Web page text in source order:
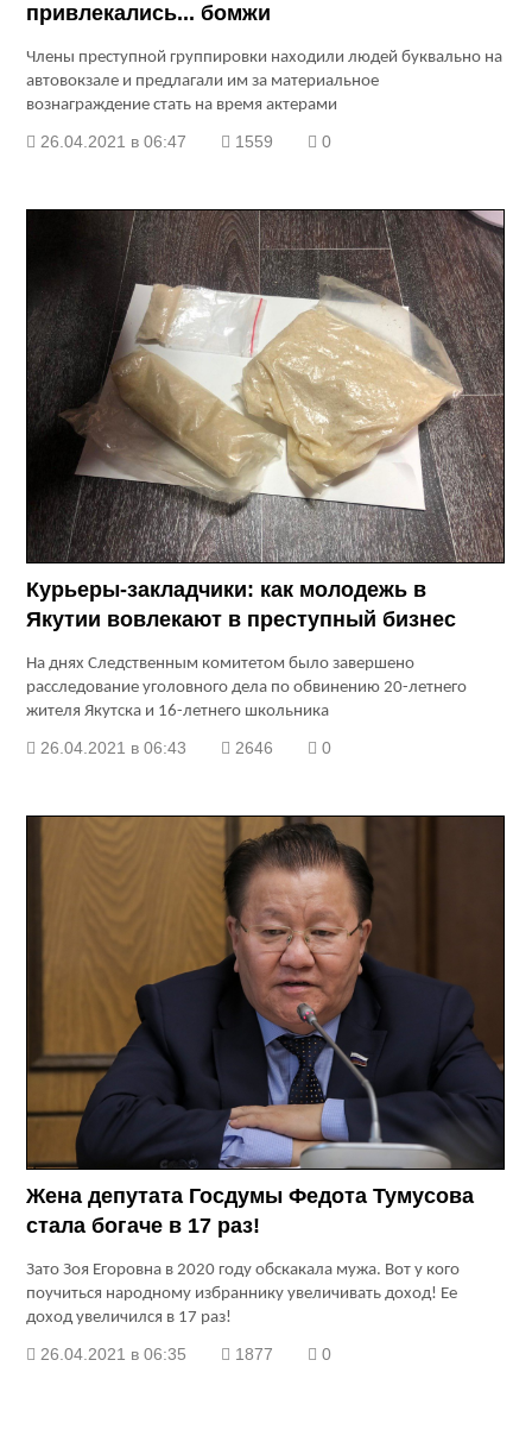
привлекались... бомжи
Члены преступной группировки находили людей буквально на
автовокзале и предлагали им за материальное
вознаграждение стать на время актерами
26.04.2021 в 06:47 1559 0
Курьеры-закладчики: как молодежь в
Якутии вовлекают в преступный бизнес
На днях Следственным комитетом было завершено
расследование уголовного дела по обвинению 20-летнего
жителя Якутска и 16-летнего школьника
26.04.2021 в 06:43 2646 0
Жена депутата Госдумы Федота Тумусова
стала богаче в 17 раз!
Зато Зоя Егоровна в 2020 году обскакала мужа. Вот у кого
поучиться народному избраннику увеличивать доход! Ее
доход увеличился в 17 раз!
26.04.2021 в 06:35 1877 0